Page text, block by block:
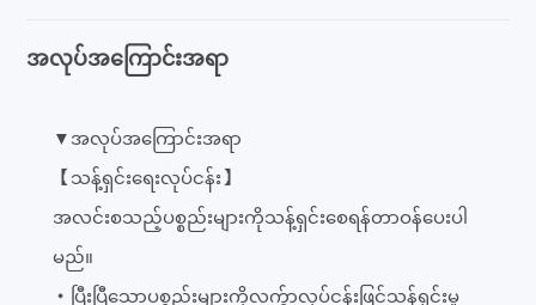
အလုပ်အကြောင်းအရာ
▼အလုပ်အကြောင်းအရာ
【သန့်ရှင်းရေးလုပ်ငန်း】
အလင်းစသည့်ပစ္စည်းများကိုသန့်ရှင်းစေရန်တာဝန်ပေးပါ
မည်။
・ပြီးပြီသောပစ္စည်းများကိုလက်ွာလုပ်ငန်းဖြင့်သန့်ရှင်းမှု